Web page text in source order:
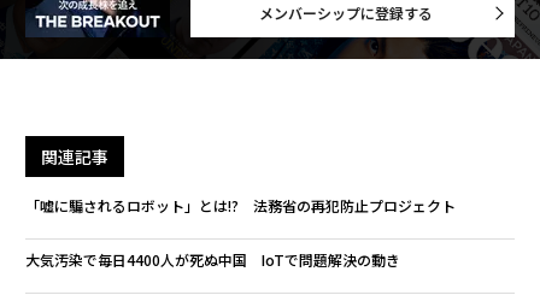
メンバーシップに登録する
関連記事
「嘘に騙されるロボット」とは!? 法務省の再犯防止プロジェクト
大気汚染で毎日4400人が死ぬ中国 IoTで問題解決の動き